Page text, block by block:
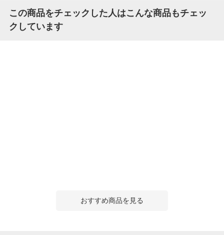
この商品をチェックした人はこんな商品もチェッ
クしています
おすすめ商品を見る